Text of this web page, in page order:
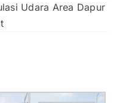
Udara Area Dapur